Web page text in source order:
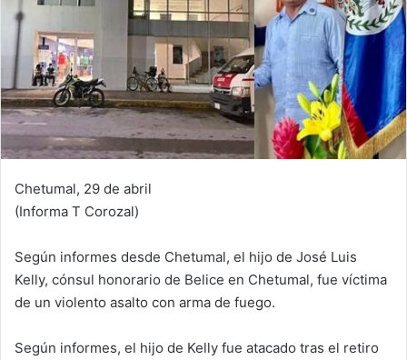
Chetumal, 29 de abril
(Informa T Corozal)
Según informes desde Chetumal, el hijo de José Luis
Kelly, cónsul honorario de Belice en Chetumal, fue víctima
de un violento asalto con arma de fuego.
Según informes, el hijo de Kelly fue atacado tras el retiro